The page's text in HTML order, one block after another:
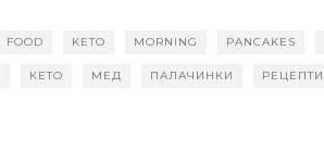
FOOD KETO MORNING PANCAKES
КЕТО МЕД ПАЛАЧИНКИ РЕЦЕПТИ